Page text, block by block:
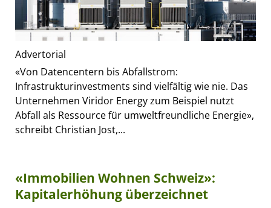
Advertorial
«Von Datencentern bis Abfallstrom:
Infrastrukturinvestments sind vielfältig wie nie. Das
Unternehmen Viridor Energy zum Beispiel nutzt
Abfall als Ressource für umweltfreundliche Energie»,
schreibt Christian Jost,...
«Immobilien Wohnen Schweiz»:
Kapitalerhöhung überzeichnet